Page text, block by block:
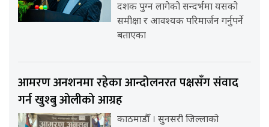
दशक पुग्न लागेको सन्दर्भमा यसको
समीक्षा र आवश्यक परिमार्जन गर्नुपर्ने
बताएका
आमरण अनशनमा रहेका आन्दोलनरत पक्षसँग संवाद
गर्न खुश्बु ओलीको आग्रह
काठमाडौँ । सुनसरी जिल्लाको